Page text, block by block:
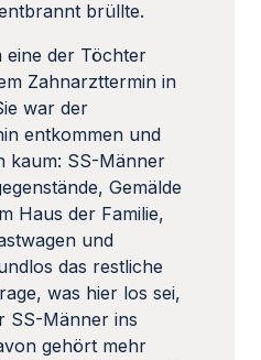
brüllte.
eine der Töchter
Zahnarzttermin in
war der
entkommen und
kaum: SS-Männer
Gemälde
Haus der Familie,
und
das restliche
was hier los sei,
SS-Männer ins
gehört mehr